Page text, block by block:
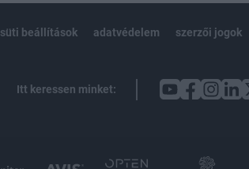
süti beállítások adatvédelem szerzői jogok
Itt keressen minket: